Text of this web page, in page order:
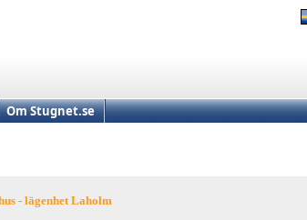
Om Stugnet.se
- lägenhet Laholm